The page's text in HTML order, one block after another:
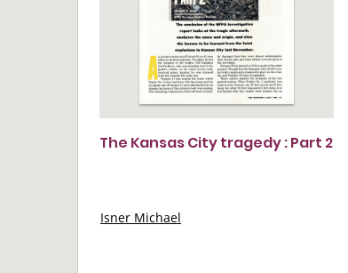
The Kansas City tragedy : Part 2
Isner Michael